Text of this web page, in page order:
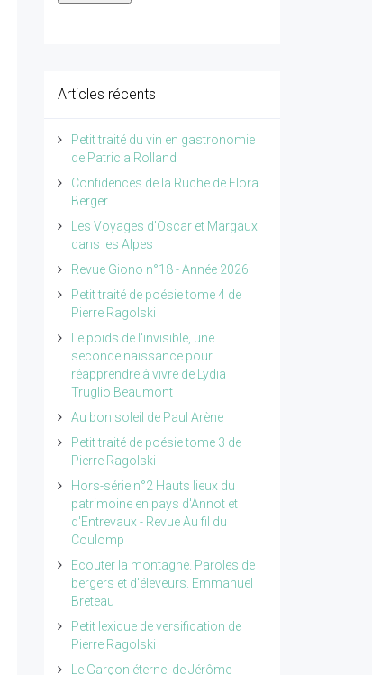
Articles récents
Petit traité du vin en gastronomie
de Patricia Rolland
Confidences de la Ruche de Flora
Berger
Les Voyages d'Oscar et Margaux
dans les Alpes
Revue Giono n°18 - Année 2026
Petit traité de poésie tome 4 de
Pierre Ragolski
Le poids de l'invisible, une
seconde naissance pour
réapprendre à vivre de Lydia
Truglio Beaumont
Au bon soleil de Paul Arène
Petit traité de poésie tome 3 de
Pierre Ragolski
Hors-série n°2 Hauts lieux du
patrimoine en pays d'Annot et
d'Entrevaux - Revue Au fil du
Coulomp
Ecouter la montagne. Paroles de
bergers et d'éleveurs. Emmanuel
Breteau
Petit lexique de versification de
Pierre Ragolski
Le Garçon éternel de Jérôme